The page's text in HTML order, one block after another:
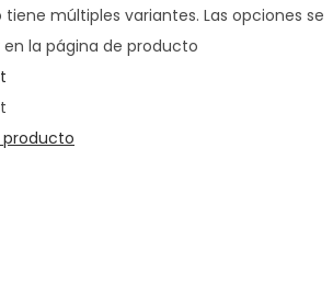
múltiples variantes. Las opciones se
la página de producto